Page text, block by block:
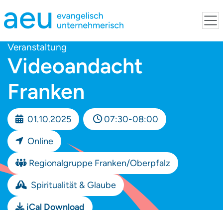
Veranstaltung
Videoandacht
Franken
01.10.2025
07:30-08:00
Online
Regionalgruppe Franken/Oberpfalz
Spiritualität & Glaube
iCal Download